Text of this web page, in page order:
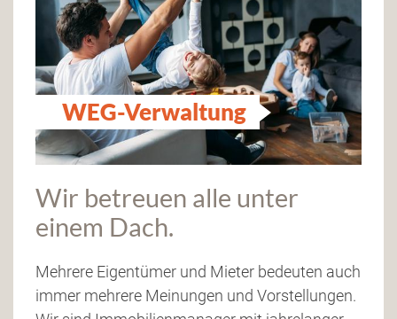
WEG-Verwaltung
Wir betreuen alle unter
einem Dach.
Mehrere Eigentümer und Mieter bedeuten auch
immer mehrere Meinungen und Vorstellungen.